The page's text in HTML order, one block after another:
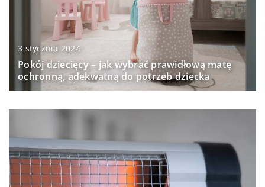
3 stycznia 2024
Pokój dziecięcy – jak wybrać prawidłową matę
ochronną, adekwatną do potrzeb dziecka